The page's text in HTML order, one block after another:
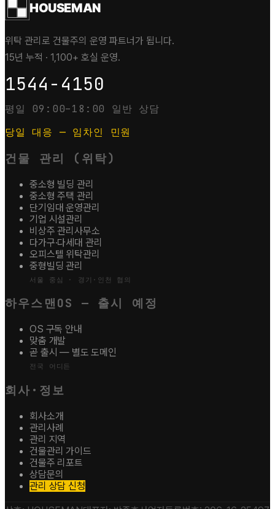
HOUSEMAN
위탁 관리로 건물주의 운영 파트너가 됩니다.
15년 누적 · 1,100+ 호실 운영.
1544-4150
평일 09:00–18:00 일반 상담
당일 대응 — 임차인 민원
건물 관리 (위탁)
중소형 빌딩 관리
중소형 주택 관리
단기임대 운영관리
기업 시설관리
비상주 관리사무소
다가구·다세대 관리
오피스텔 위탁관리
중형빌딩 관리
서울 중심 · 경기·인천 협의
하우스맨OS — 출시 예정
OS 구독 안내
맞춤 개발
곧 출시 — 별도 도메인
전국 어디든
회사·정보
회사소개
관리사례
관리 지역
건물관리 가이드
건물주 리포트
상담문의
관리 상담 신청